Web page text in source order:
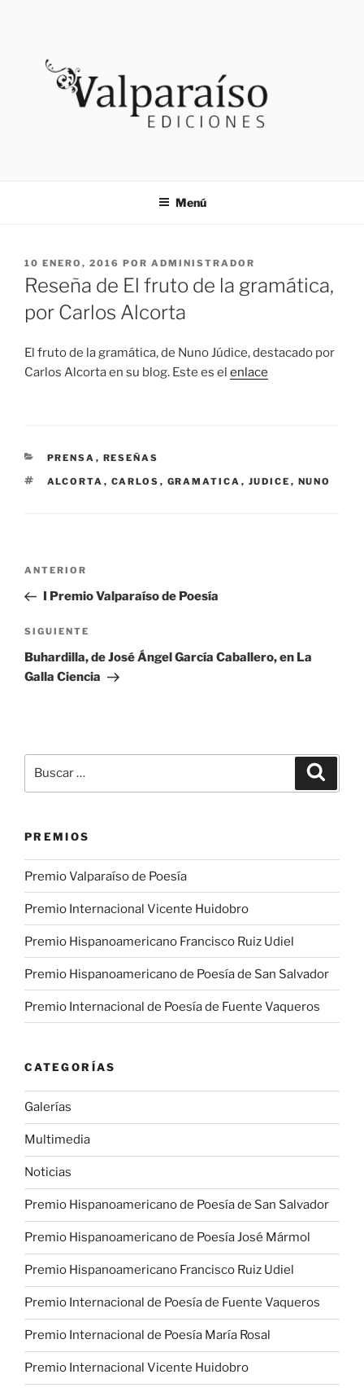
VALPARAISO EDICIONES
Menú
PUBLICADO
EL
10 ENERO, 2016 POR ADMINISTRADOR
Reseña de El fruto de la gramática,
por Carlos Alcorta
El fruto de la gramática, de Nuno Júdice, destacado por
Carlos Alcorta en su blog. Este es el enlace
CATEGORÍAS
PRENSA , RESEÑAS
ETIQUETAS
ALCORTA , CARLOS , GRAMATICA , JUDICE , NUNO
Navegación
entradas
Entrada
anterior:
ANTERIOR
I Premio Valparaíso de Poesía
Siguiente
entrada
SIGUIENTE
Buhardilla, de José Ángel García Caballero, en La
Galla Ciencia
por:
PREMIOS
Premio Valparaíso de Poesía
Premio Internacional Vicente Huidobro
Premio Hispanoamericano Francisco Ruiz Udiel
Premio Hispanoamericano de Poesía de San Salvador
Premio Internacional de Poesía de Fuente Vaqueros
CATEGORÍAS
Galerías
Multimedia
Noticias
Premio Hispanoamericano de Poesía de San Salvador
Premio Hispanoamericano de Poesía José Mármol
Premio Hispanoamericano Francisco Ruiz Udiel
Premio Internacional de Poesía de Fuente Vaqueros
Premio Internacional de Poesía María Rosal
Premio Internacional Vicente Huidobro